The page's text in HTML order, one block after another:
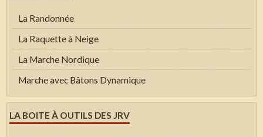
La Randonnée
La Raquette à Neige
La Marche Nordique
Marche avec Bâtons Dynamique
LA BOITE À OUTILS DES JRV